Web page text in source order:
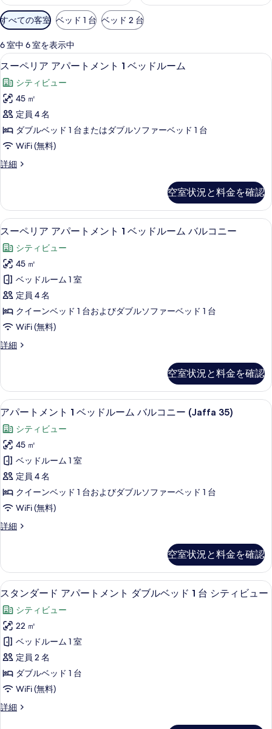
利
用
可
能
な
客
室
の
り
込
み
すべての客室 ベッド 1 台 ベッド 2 台
6 室中 6 室を表示中
ス
ー
ペ
リ
ア
ア
ー
メ
ン
ト
1
ベ
ッ
ド
ル
ー
ム
べ
て
の
写
真
を
表
示
す
る
スーペリア アパートメント 1 ベッド
19
スーペリア アパートメント 1 ベッドルーム
シティビュー
45 ㎡
定員 4 名
ダブルベッド 1 台またはダブルソファーベッド 1 台
WiFi (無料)
詳細
ス
ア
ア
パ
ト
メ
ン
ト
ベ
ッ
ド
ル
ー
詳
細
空室状況と料金を確認
ス
ー
ペ
リ
ア
ア
パ
ト
ン
ト
1
ベ
ッ
ド
ル
ー
ム
バ
ニ
ー
の
す
べ
て
の
写
真
を
スーペリア アパートメント 1 ベッド
16
スーペリア アパートメント 1 ベッドルーム バルコニー
シティビュー
45 ㎡
ベッドルーム 1 室
定員 4 名
クイーンベッド 1 台およびダブルソファーベッド 1 台
WiFi (無料)
詳細
ス
ア
ア
パ
ト
メ
ン
ト
ベ
ッ
ド
ル
ー
ル
コ
ニ
ー
の
詳
細
空室状況と料金を確認
ア
パ
ー
ト
メ
ン
ト
ベ
ド
ル
ー
ム
バ
ル
コ
ニ
ー
(Jaffa
アパートメント 1 ベッドルーム バル
16
アパートメント 1 ベッドルーム バルコニー (Jaffa 35)
シティビュー
45 ㎡
ベッドルーム 1 室
定員 4 名
クイーンベッド 1 台およびダブルソファーベッド 1 台
WiFi (無料)
詳細
ア
メ
ン
ト
ベ
ッ
ド
ル
ー
ム
バ
ル
コ
ニ
空室状況と料金を確認
ス
タ
ン
ダ
ー
ド
ア
ー
スタンダード アパートメント ダブ
9
スタンダード アパートメント ダブルベッド 1 台 シティビュー
シティビュー
22 ㎡
ベッドルーム 1 室
定員 2 名
ダブルベッド 1 台
WiFi (無料)
詳細
ス